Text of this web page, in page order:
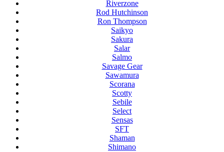
Riverzone
Rod Hutchinson
Ron Thompson
Saikyo
Sakura
Salar
Salmo
Savage Gear
Sawamura
Scorana
Scotty
Sebile
Select
Sensas
SFT
Shaman
Shimano